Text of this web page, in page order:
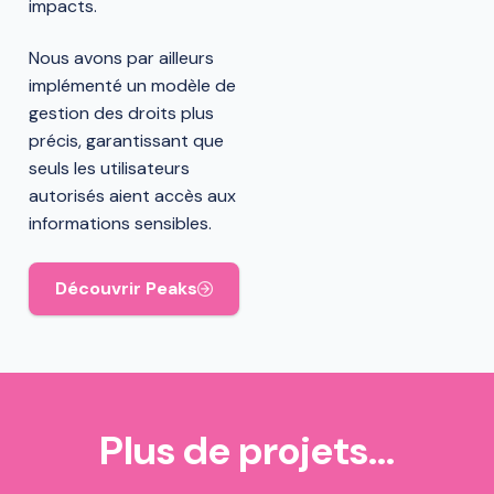
impacts.
Nous avons par ailleurs
implémenté un modèle de
gestion des droits plus
précis, garantissant que
seuls les utilisateurs
autorisés aient accès aux
informations sensibles.
Découvrir Peaks
Plus de projets…